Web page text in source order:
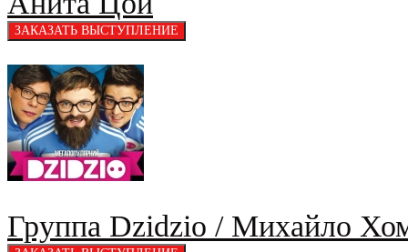
Группа Dzidzio / Михайло